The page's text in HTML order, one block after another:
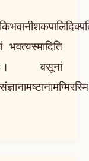
वसूनां